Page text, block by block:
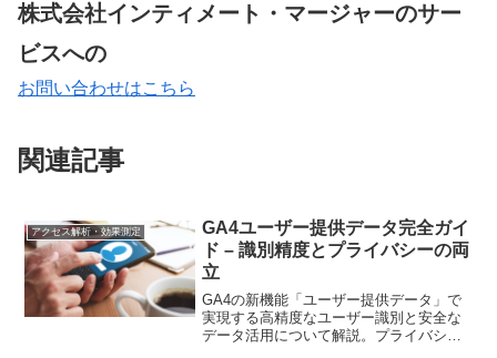
株式会社インティメート・マージャーのサー
ビスへの
お問い合わせはこちら
関連記事
アクセス解析・効果測定
GA4ユーザー提供データ完全ガイ
ド – 識別精度とプライバシーの両
立
GA4の新機能「ユーザー提供データ」で
実現する高精度なユーザー識別と安全な
データ活用について解説。プライバシー